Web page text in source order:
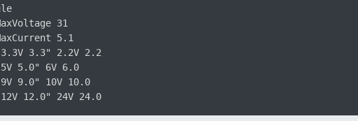
31
5.1
3.3" 2.2V 2.2
5.0" 6V 6.0
9.0" 10V 10.0
#replaceText "12V 12.0" 24V 24.0